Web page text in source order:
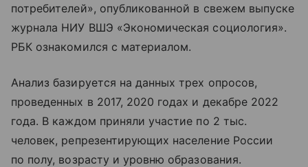
потребителей», опубликованной в свежем выпуске
журнала НИУ ВШЭ «Экономическая социология».
РБК ознакомился с материалом.
Анализ базируется на данных трех опросов,
проведенных в 2017, 2020 годах и декабре 2022
года. В каждом приняли участие по 2 тыс.
человек, репрезентирующих население России
по полу, возрасту и уровню образования.